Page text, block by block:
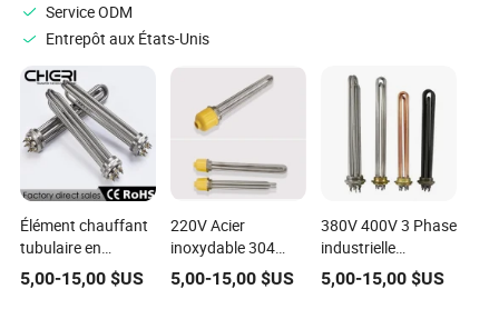
Service ODM
Entrepôt aux États-Unis
Élément chauffant
tubulaire en
céramique pour
cartouche de vis
5,00-15,00 $US
220V Acier
inoxydable 304
Éléments
chauffants
5,00-15,00$US
380V 400V 3 Phase
industrielle
électrique tubulaire
chaudière à huile et
5,00-15,00$US